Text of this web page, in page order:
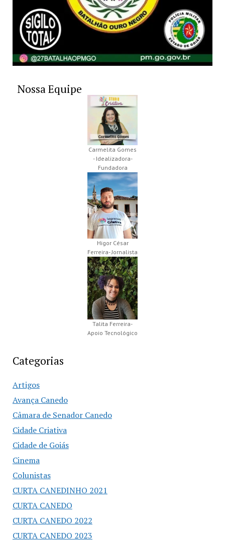
Nossa Equipe
Carmelita Gomes
- Idealizadora-
Fundadora
Higor César
Ferreira- Jornalista
Talita Ferreira-
Apoio Tecnológico
Categorias
Artigos
Avança Canedo
Câmara de Senador Canedo
Cidade Criativa
Cidade de Goiás
Cinema
Colunistas
CURTA CANEDINHO 2021
CURTA CANEDO
CURTA CANEDO 2022
CURTA CANEDO 2023